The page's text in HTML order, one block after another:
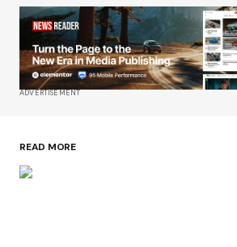
ADVERTISEMENT
READ MORE